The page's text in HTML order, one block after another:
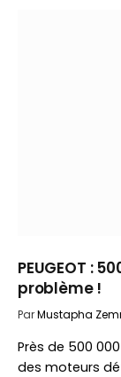
PEUGEOT :
problème !
ParMustapha
Près de 500
des moteurs